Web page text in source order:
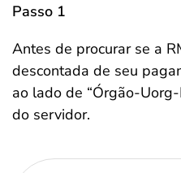
Passo 1
Antes de procurar se a
descontada de seu
ao lado de “Órgão-
do servidor.